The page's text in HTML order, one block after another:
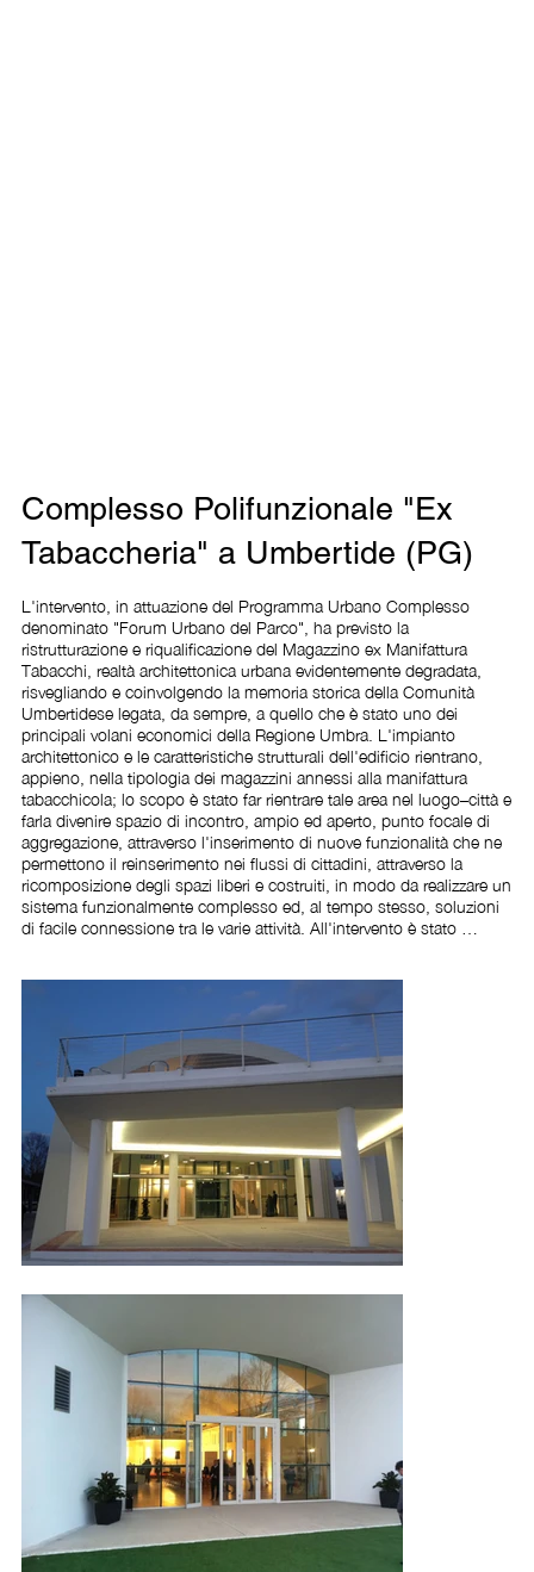
L'intervento, in attuazione del Programma Urbano Complesso
denominato "Forum Urbano del Parco", ha previsto la
ristrutturazione e riqualificazione del Magazzino ex Manifattura
Tabacchi, realtà architettonica urbana evidentemente degradata,
risvegliando e coinvolgendo la memoria storica della Comunità
Umbertidese legata, da sempre, a quello che è stato uno dei
principali volani economici della Regione Umbra. L'impianto
architettonico e le caratteristiche strutturali dell'edificio rientrano,
appieno, nella tipologia dei magazzini annessi alla manifattura
tabacchicola; lo scopo è stato far rientrare tale area nel luogo–città e
farla divenire spazio di incontro, ampio ed aperto, punto focale di
aggregazione, attraverso l'inserimento di nuove funzionalità che ne
permettono il reinserimento nei flussi di cittadini, attraverso la
ricomposizione degli spazi liberi e costruiti, in modo da realizzare un
sistema funzionalmente complesso ed, al tempo stesso, soluzioni
di facile connessione tra le varie attività. All'intervento è stato
tabacchi, poiché architettura già integrata nel contesto urbano ed
emblema della memoria storica del territorio. Gli spazi interni sono
stati riorganizzati in funzione dei potenziali utilizzi, mantenendo i
caratteri formali e limitando al minimo le opere interne; all'interno
hanno trovato posto una sala polivalente, posta al piano terra,
lasciata interamente fruibile e libera, ed un piano soppalcato.
L'accesso a questo piano è garantito da due scale a rampa unica e
da un ascensore posto sul fronte Sud-Ovest; da questo piano è
infine permesso l'accesso alla terrazza panoramica, ricavata sulla
copertura piana della piattaforma porticata dell'edificio. L'intervento
ha ottenuto la certificazione "Barriere Zero" e la classe energetica
"A".
Complesso Polifunzionale "Ex
Tabaccheria" a Umbertide (PG)